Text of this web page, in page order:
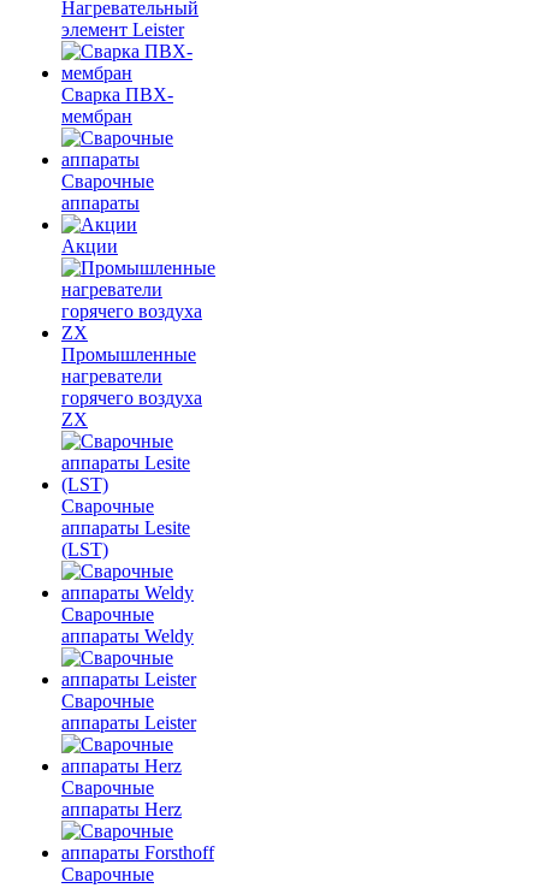
Нагревательный
элемент Leister
Сварка ПВХ-
мембран
Сварочные
аппараты
Акции
Промышленные
нагреватели
горячего воздуха
ZX
Сварочные
аппараты Lesite
(LST)
Сварочные
аппараты Weldy
Сварочные
аппараты Leister
Сварочные
аппараты Herz
Сварочные